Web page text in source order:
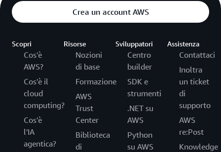
Crea un account AWS
Scopri
Cos'è
AWS?
Cos'è il
cloud
computing?
Cos'è
l'IA
agentica?
Risorse
Nozioni
di base
Formazione
AWS
Trust
Center
Biblioteca
di
Sviluppatori
Centro
builder
SDK e
strumenti
.NET su
AWS
Python
su AWS
Assistenza
Contattaci
Inoltra
un ticket
di
supporto
AWS
re:Post
Knowledge